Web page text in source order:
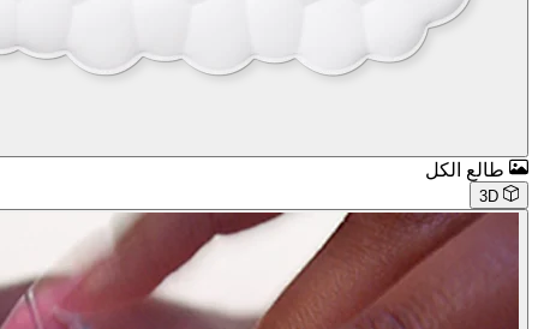
طالع الكل
3D